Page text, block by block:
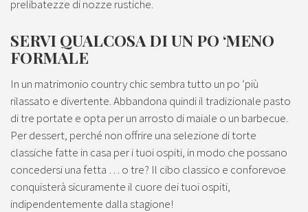
prelibatezze di nozze rustiche.
SERVI QUALCOSA DI UN PO ‘MENO
FORMALE
In un matrimonio country chic sembra tutto un po ‘più
rilassato e divertente. Abbandona quindi il tradizionale pasto
di tre portate e opta per un arrosto di maiale o un barbecue.
Per dessert, perché non offrire una selezione di torte
classiche fatte in casa per i tuoi ospiti, in modo che possano
concedersi una fetta … o tre? Il cibo classico e conforevoe
conquisterà sicuramente il cuore dei tuoi ospiti,
indipendentemente dalla stagione!